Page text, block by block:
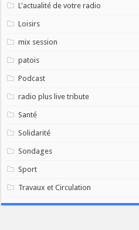
L'actualité de votre radio
Loisirs
mix session
patois
Podcast
radio plus live tribute
Santé
Solidarité
Sondages
Sport
Travaux et Circulation